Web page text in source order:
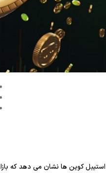
استیبل کوین ها نشان می دهد که